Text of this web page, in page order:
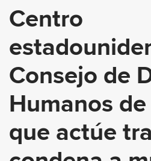
Centro
Consejo de
Humanos
que actúe